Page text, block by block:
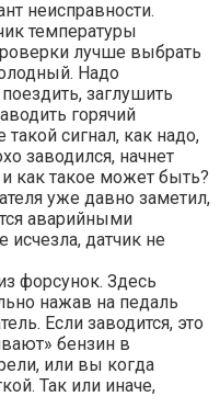
неисправности.
температуры
лучше выбрать
Надо
заглушить
горячий
такой сигнал, как надо,
заводился, начнет
как такое может быть?
уже давно заметил,
аварийными
датчик не
форсунок. Здесь
нажав на педаль
Если заводится, это
бензин в
или вы когда
Так или иначе,